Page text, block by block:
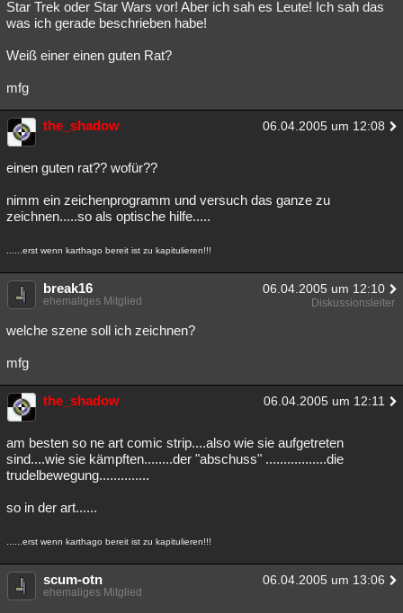
Star Trek oder Star Wars vor! Aber ich sah es Leute! Ich sah das
was ich gerade beschrieben habe!
Weiß einer einen guten Rat?
mfg
the_shadow 06.04.2005 um 12:08
einen guten rat?? wofür??
nimm ein zeichenprogramm und versuch das ganze zu
zeichnen.....so als optische hilfe.....
......erst wenn karthago bereit ist zu kapitulieren!!!
break16 06.04.2005 um 12:10
ehemaliges Mitglied Diskussionsleiter
welche szene soll ich zeichnen?
mfg
the_shadow 06.04.2005 um 12:11
am besten so ne art comic strip....also wie sie aufgetreten
sind....wie sie kämpften........der "abschuss" .................die
trudelbewegung..............
so in der art......
......erst wenn karthago bereit ist zu kapitulieren!!!
scum-otn 06.04.2005 um 13:06
ehemaliges Mitglied